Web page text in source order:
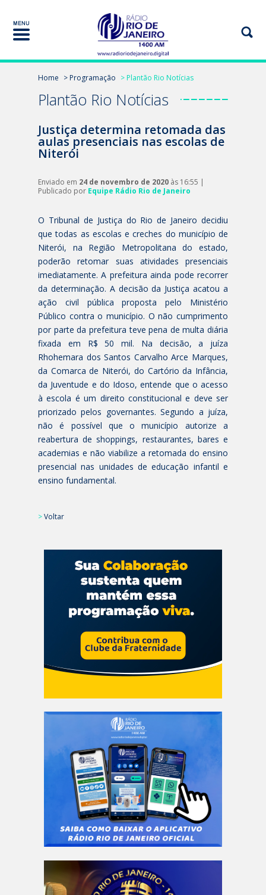
Home > Programação > Plantão Rio Notícias
Plantão Rio Notícias
Justiça determina retomada das
aulas presenciais nas escolas de
Niterói
Enviado em 24 de novembro de 2020 às 16:55 |
Publicado por Equipe Rádio Rio de Janeiro
O Tribunal de Justiça do Rio de Janeiro decidiu
que todas as escolas e creches do município de
Niterói, na Região Metropolitana do estado,
poderão retomar suas atividades presenciais
imediatamente. A prefeitura ainda pode recorrer
da determinação. A decisão da Justiça acatou a
ação civil pública proposta pelo Ministério
Público contra o município. O não cumprimento
por parte da prefeitura teve pena de multa diária
fixada em R$ 50 mil. Na decisão, a juíza
Rhohemara dos Santos Carvalho Arce Marques,
da Comarca de Niterói, do Cartório da Infância,
da Juventude e do Idoso, entende que o acesso
à escola é um direito constitucional e deve ser
priorizado pelos governantes. Segundo a juíza,
não é possível que o município autorize a
reabertura de shoppings, restaurantes, bares e
academias e não viabilize a retomada do ensino
presencial nas unidades de educação infantil e
ensino fundamental.
>Voltar